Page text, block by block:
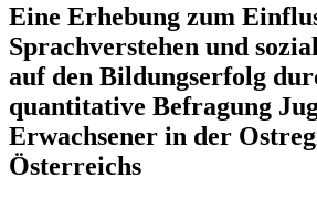
Eine Erhebung zum
Sprachverstehen und
auf den Bildungserfolg
quantitative Befragung
Erwachsener in der
Österreichs